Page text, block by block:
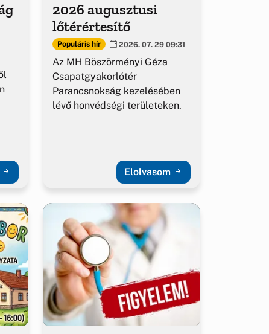
2026 augusztusi
lőtérértesítő
Populáris hír 2026. 07. 29 09:31
Az MH Böszörményi Géza
Csapatgyakorlótér
Parancsnokság kezelésében
lévő honvédségi területeken.
Elolvasom